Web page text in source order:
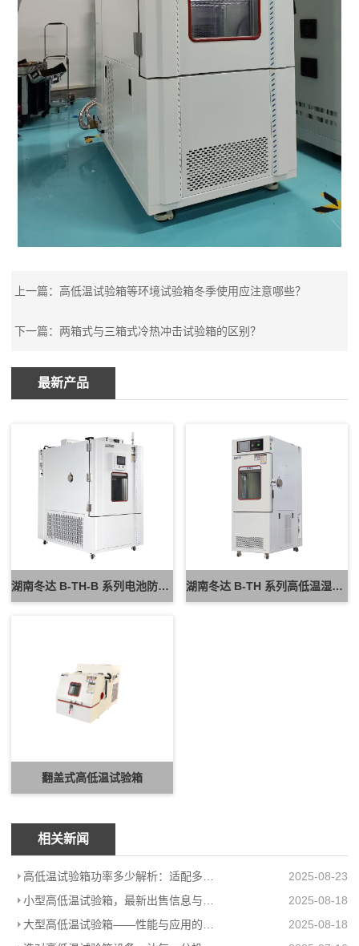
上一篇：高低温试验箱等环境试验箱冬季使用应注意哪些？
下一篇：两箱式与三箱式冷热冲击试验箱的区别？
最新产品
湖南冬达 B-TH-B 系列电池防爆试验箱 新能源电池高低温防爆测试设备 湖南冬达 B-TH 系列高低温湿热试验箱 可定制高低温循环可靠性测试设备
翻盖式高低温试验箱
相关新闻
2025-08-23
2025-08-18
2025-08-18